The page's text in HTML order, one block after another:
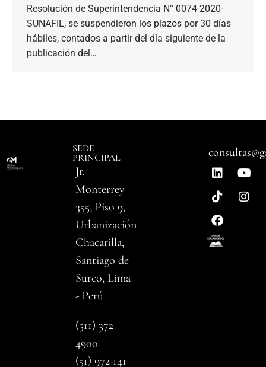
Resolución de Superintendencia N° 0074-2020-
SUNAFIL, se suspendieron los plazos por 30 días
hábiles, contados a partir del día siguiente de la
publicación del…
SEDE
PRINCIPAL
Jr.
Monterrey
355, Piso 9,
Urbanización
Chacarilla,
Santiago de
Surco, Lima
- Perú
(511) 372
4900
(51) 972 141